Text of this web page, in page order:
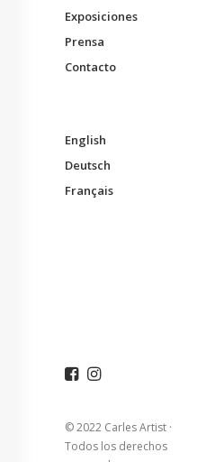
Exposiciones
Prensa
Contacto
English
Deutsch
Français
© 2022 Carles Artist ·
Todos los derechos